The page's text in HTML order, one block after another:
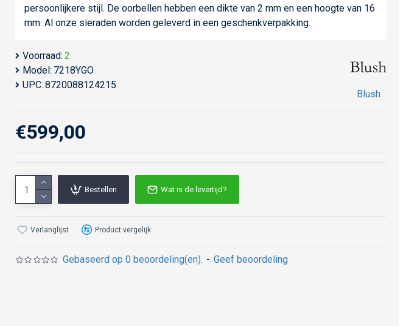
persoonlijkere stijl. De oorbellen hebben een dikte van 2 mm en een hoogte van 16
mm. Al onze sieraden worden geleverd in een geschenkverpakking.
Voorraad: 2
Model: 7218YGO
UPC: 8720088124215
Blush
Gebaseerd op 0 beoordeling(en). - Geef beoordeling
€599,00
Bestellen Wat is de levertijd?
Verlanglijst Product vergelijk